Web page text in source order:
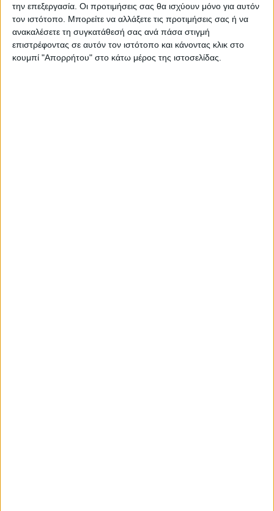
την επεξεργασία. Οι προτιμήσεις σας θα ισχύουν μόνο για αυτόν
τον ιστότοπο. Μπορείτε να αλλάξετε τις προτιμήσεις σας ή να
ανακαλέσετε τη συγκατάθεσή σας ανά πάσα στιγμή
επιστρέφοντας σε αυτόν τον ιστότοπο και κάνοντας κλικ στο
κουμπί "Απορρήτου" στο κάτω μέρος της ιστοσελίδας.